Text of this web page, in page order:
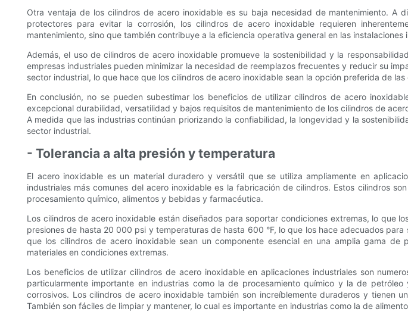
Otra ventaja de los cilindros de acero inoxidable es su baja necesidad de mantenimiento. A
protectores para evitar la corrosión, los cilindros de acero inoxidable requieren
mantenimiento, sino que también contribuye a la eficiencia operativa general en las instalaciones
Además, el uso de cilindros de acero inoxidable promueve la sostenibilidad y la
empresas industriales pueden minimizar la necesidad de reemplazos frecuentes y reducir su
sector industrial, lo que hace que los cilindros de acero inoxidable sean la opción preferida de
En conclusión, no se pueden subestimar los beneficios de utilizar cilindros de acero
excepcional durabilidad, versatilidad y bajos requisitos de mantenimiento de los cilindros de
A medida que las industrias continúan priorizando la confiabilidad, la longevidad y la
sector industrial.
- Tolerancia a alta presión y temperatura
El acero inoxidable es un material duradero y versátil que se utiliza ampliamente en
industriales más comunes del acero inoxidable es la fabricación de cilindros. Estos cilindros
procesamiento químico, alimentos y bebidas y farmacéutica.
Los cilindros de acero inoxidable están diseñados para soportar condiciones extremas, lo que
presiones de hasta 20 000 psi y temperaturas de hasta 600 °F, lo que los hace adecuados
que los cilindros de acero inoxidable sean un componente esencial en una amplia gama
materiales en condiciones extremas.
Los beneficios de utilizar cilindros de acero inoxidable en aplicaciones industriales son
particularmente importante en industrias como la de procesamiento químico y la de
corrosivos. Los cilindros de acero inoxidable también son increíblemente duraderos y tienen
También son fáciles de limpiar y mantener, lo cual es importante en industrias como la de